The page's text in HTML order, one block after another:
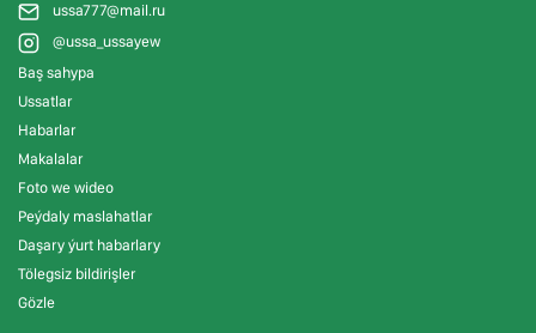
ussa777@mail.ru
@ussa_ussayew
Baş sahypa
Ussatlar
Habarlar
Makalalar
Foto we wideo
Peýdaly maslahatlar
Daşary ýurt habarlary
Tölegsiz bildirişler
Gözle